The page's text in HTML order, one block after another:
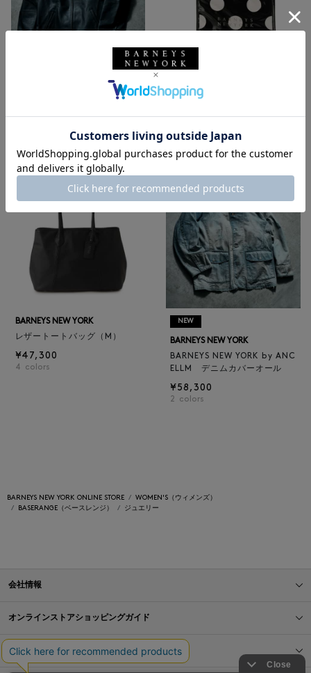
ELLM ホースレザーブルゾン
¥165,000
NEW
グ／ドット柄
¥6,600
BARNEYS NEW YORK
レザートートバッグ（M）
¥47,300
4 colors
NEW
BARNEYS NEW YORK
BARNEYS NEW YORK by ANC
ELLM デニムカバーオール
¥58,300
2 colors
BARNEYS NEW YORK ONLINE STORE
WOMEN'S（ウィメンズ）
BASERANGE（ベースレンジ）
ジュエリー
会社情報
オンラインストアショッピングガイド
店舗情報